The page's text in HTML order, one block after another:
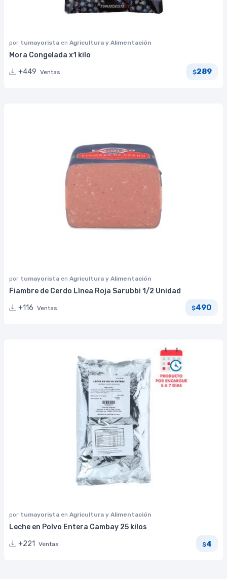
por tumayorista en Agricultura y Alimentación
Mora Congelada x1 kilo
+449 Ventas $289
por tumayorista en Agricultura y Alimentación
Fiambre de Cerdo Lìnea Roja Sarubbi 1/2 Unidad
+116 Ventas $490
por tumayorista en Agricultura y Alimentación
Leche en Polvo Entera Cambay 25 kilos
+221
Ventas $4